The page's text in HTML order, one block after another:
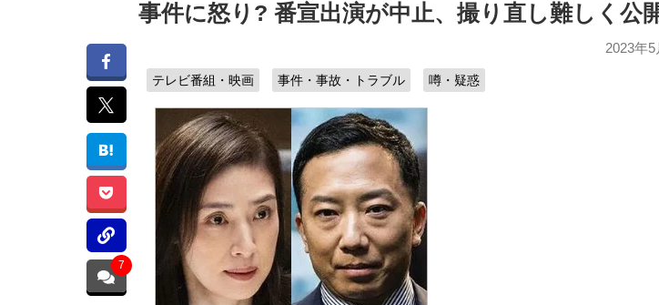
事件に怒り? 番宣出演が中止、撮り直し難しく公
2023年
テレビ番組・映画 事件・事故・トラブル 噂・疑惑
7